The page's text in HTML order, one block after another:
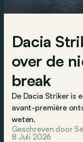
Dacia
over de
break
De Dacia Striker is
avant-première
weten.
Geschreven door
8 Juli 2026